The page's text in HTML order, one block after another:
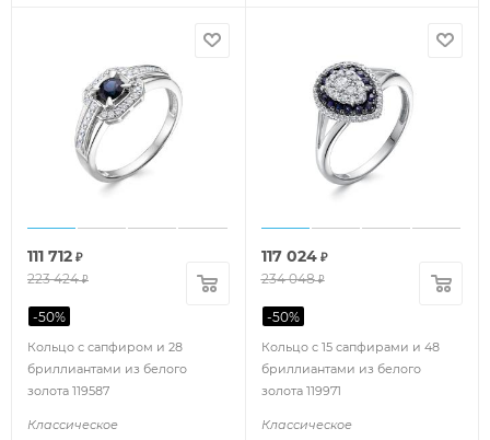
Кольцо с сапфиром и 28
бриллиантами из белого
золота 119587
Классическое
111 712 ₽
223 424₽
-50%
Кольцо с 15 сапфирами и 48
бриллиантами из белого
золота 119971
Классическое
117 024₽
234 048₽
-50%